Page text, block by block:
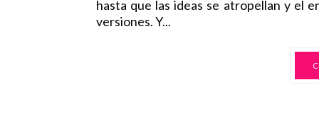
hasta que las ideas se atropellan y el
versiones. Y...